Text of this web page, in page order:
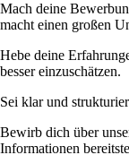
Mach deine
macht einen großen
Hebe deine
besser einzuschätzen.
Sei klar und
Bewirb dich über
Informationen